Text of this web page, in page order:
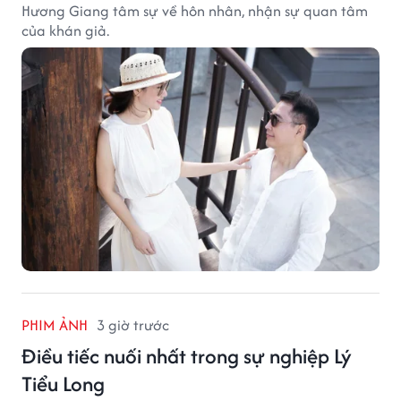
Hương Giang tâm sự về hôn nhân, nhận sự quan tâm
của khán giả.
PHIM ẢNH 3 giờ trước
Điều tiếc nuối nhất trong sự nghiệp Lý
Tiểu Long